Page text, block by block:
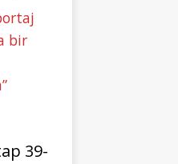
bir
39-